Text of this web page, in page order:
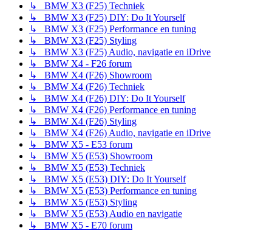
↳ BMW X3 (F25) Techniek
↳ BMW X3 (F25) DIY: Do It Yourself
↳ BMW X3 (F25) Performance en tuning
↳ BMW X3 (F25) Styling
↳ BMW X3 (F25) Audio, navigatie en iDrive
↳ BMW X4 - F26 forum
↳ BMW X4 (F26) Showroom
↳ BMW X4 (F26) Techniek
↳ BMW X4 (F26) DIY: Do It Yourself
↳ BMW X4 (F26) Performance en tuning
↳ BMW X4 (F26) Styling
↳ BMW X4 (F26) Audio, navigatie en iDrive
↳ BMW X5 - E53 forum
↳ BMW X5 (E53) Showroom
↳ BMW X5 (E53) Techniek
↳ BMW X5 (E53) DIY: Do It Yourself
↳ BMW X5 (E53) Performance en tuning
↳ BMW X5 (E53) Styling
↳ BMW X5 (E53) Audio en navigatie
↳ BMW X5 - E70 forum